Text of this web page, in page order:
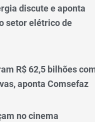
discute e aponta
setor elétrico de
R$ 62,5 bilhões
aponta Comsefaz
no cinema